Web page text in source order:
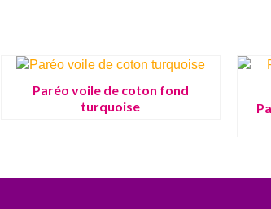
Paréo voile de coton fond
turquoise